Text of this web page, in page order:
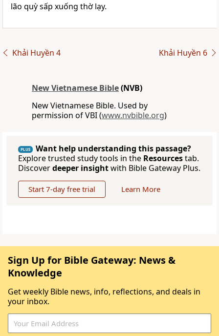
lão quỳ sấp xuống thờ lạy.
Khải Huyền 4 Khải Huyền 6
New Vietnamese Bible(NVB)
New Vietnamese Bible. Used by
permission of VBI (www.nvbible.org)
PLUS
Want help understanding this passage?
Explore trusted study tools in the Resourcestab.
Discoverdeeper insightwith Bible Gateway Plus.
Start 7-day free trial Learn More
Sign Up for Bible Gateway: News &
Knowledge
Get weekly Bible news, info, reflections, and deals in
your inbox.